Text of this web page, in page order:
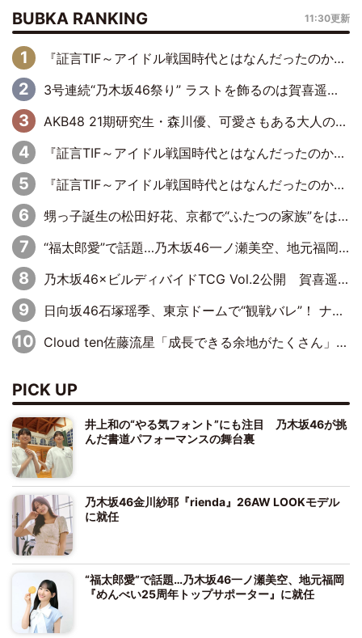
BUBKA RANKING 11:30更新
『証言TIF～アイドル戦国時代とはなんだったのか～』第6回：でんぱ組.inc・古川未鈴×相沢梨紗「『ハロプロやりたかったな』って言ったら、夢眠ねむさんに『てめえはでんぱ組．incなんだよ！』って肩パンされて(笑)」
3号連続“乃木坂46祭り” ラストを飾るのは賀喜遥香…5年ぶりの登場に「5年分大人になった私を見ていただけたら」
AKB48 21期研究生・森川優、可愛さもある大人の女性に
『証言TIF～アイドル戦国時代とはなんだったのか～』第11回：私立恵比寿中学・真山りか×安本彩花「TIFで10年ぶりのキョンシーメイクをしたら、場を完全に引かせてしまって。時代が変わったんだなって」
『証言TIF～アイドル戦国時代とはなんだったのか～』第10回：さくら学院・武藤彩未×飯田らうら「正直、中3で辞めるというのを信じてなくて。そう言われてはいたけど、嘘でしょって」
甥っ子誕生の松田好花、京都で“ふたつの家族”をはしご！ “母”黒谷友香に見送られ、“父”松岡昌宏とはハシゴ酒
“福太郎愛”で話題…乃木坂46一ノ瀬美空、地元福岡『めんべい25周年トップサポーター』に就任
乃木坂46×ビルディバイドTCG Vol.2公開 賀喜遥香＆田村真佑が『京まふ』ステージに登壇
日向坂46石塚瑶季、東京ドームで“観戦バレ”！ ナイツ・塙も認めた「巨人に詳しすぎるアイドル」は元VENUSスクール生で杉内コーチ推し⁉
Cloud ten佐藤流星「成長できる余地がたくさん」、本田高優「何度見ても飽きない公演に」
PICK UP
井上和の“やる気フォント”にも注目 乃木坂46が挑
んだ書道パフォーマンスの舞台裏
乃木坂46金川紗耶『rienda』26AW LOOKモデル
に就任
“福太郎愛”で話題…乃木坂46一ノ瀬美空、地元福岡
『めんべい25周年トップサポーター』に就任